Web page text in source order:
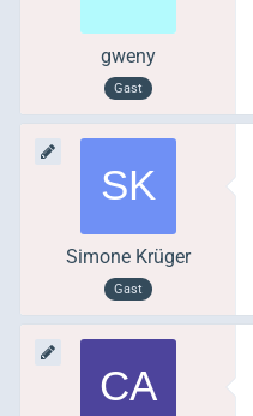
gweny
Gast
Simone Krüger
Gast